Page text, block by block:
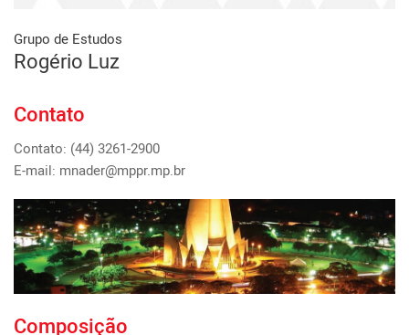
Grupo de Estudos
Rogério Luz
Contato
Contato: (44) 3261-2900
E-mail: mnader@mppr.mp.br
Composição